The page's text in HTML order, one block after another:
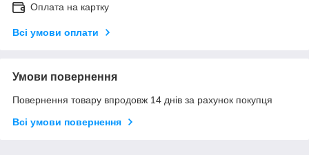
Оплата на картку
Всі умови оплати
Умови повернення
Повернення товару впродовж 14 днів за рахунок покупця
Всі умови повернення